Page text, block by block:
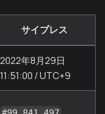
サイプレス
2022年8月29日
11:51:00 / UTC+9